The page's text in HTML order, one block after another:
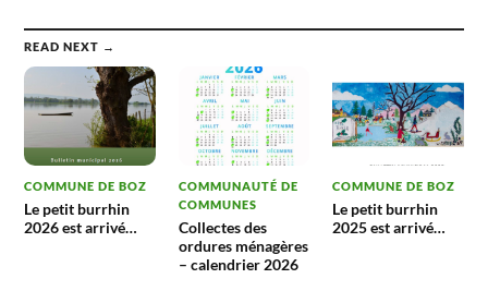
READ NEXT →
COMMUNE DE BOZ
Le petit burrhin
2026 est arrivé…
COMMUNAUTÉ DE
COMMUNES
Collectes des
ordures ménagères
– calendrier 2026
COMMUNE DE BOZ
Le petit burrhin
2025 est arrivé…